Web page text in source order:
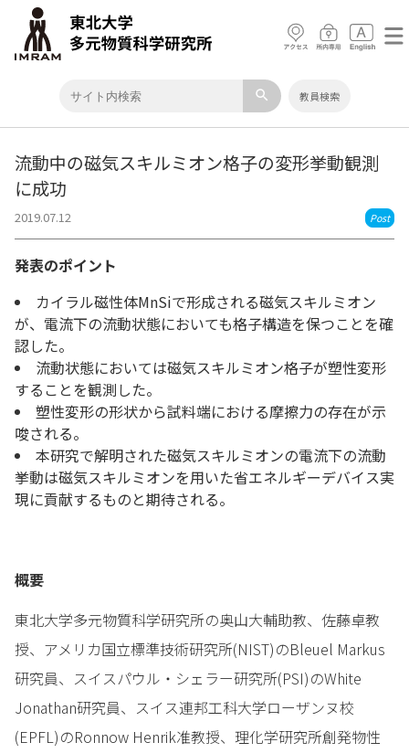
search 教員検索
流動中の磁気スキルミオン格子の変形挙動観測
に成功
2019.07.12 Post
発表のポイント
カイラル磁性体MnSiで形成される磁気スキルミオン
が、電流下の流動状態においても格子構造を保つことを確
認した。
流動状態においては磁気スキルミオン格子が塑性変形
することを観測した。
塑性変形の形状から試料端における摩擦力の存在が示
唆される。
本研究で解明された磁気スキルミオンの電流下の流動
挙動は磁気スキルミオンを用いた省エネルギーデバイス実
現に貢献するものと期待される。
概要
東北大学多元物質科学研究所の奥山大輔助教、佐藤卓教
授、アメリカ国立標準技術研究所(NIST)のBleuel Markus
研究員、スイスパウル・シェラー研究所(PSI)のWhite
Jonathan研究員、スイス連邦工科大学ローザンヌ校
(EPFL)のRonnow Henrik准教授、理化学研究所創発物性